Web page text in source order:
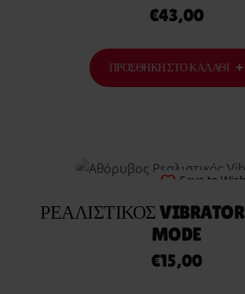
€43,00
ΠΡΟΣΘΉΚΗ ΣΤΟ ΚΑΛΆΘΙ
Save to
ΡΕΑΛΙΣΤΙΚΌΣ VIBRATOR
MODE
€15,00